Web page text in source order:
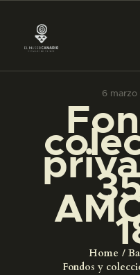
6 marzo
Home
Fondos y
█
EL MUSEO